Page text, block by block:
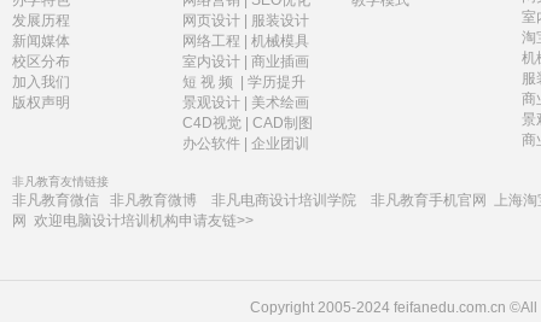
发展历程
新闻媒体
校区分布
加入我们
版权声明
网页设计|
服装设计
网络工程
机械模具
室内设计| 商业插画
短 视 频
学历提升
景观设计|
美术绘画
C4D视觉| CAD制图
办公软件| 企业团训
室
淘
机
服
商
景
商
非凡教育友情链接
非凡教育微信 非凡教育微博 非凡电商设计培训学院 非凡教育手机官网
上海
网 欢迎电脑设计培训机构申请友链>>
Copyright 2005-2024 feifanedu.com.cn